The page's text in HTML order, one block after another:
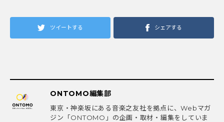
ツイートする シェアする
ONTOMO編集部
東京・神楽坂にある音楽之友社を拠点に、Webマガ
ジン「ONTOMO」の企画・取材・編集をしていま